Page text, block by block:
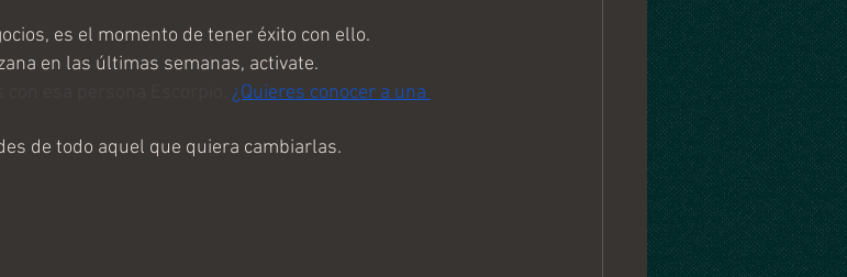
es el momento de tener éxito con ello.
en las últimas semanas, activate.
¿Quieres conocer a una
de todo aquel que quiera cambiarlas.